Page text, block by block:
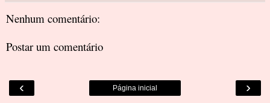
Nenhum comentário:
Postar um comentário
‹ ›
Página inicial